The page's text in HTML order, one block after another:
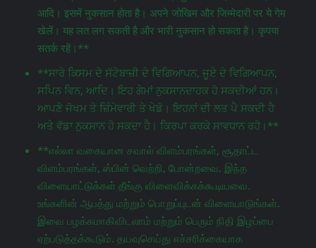
आदि। इसमें नुकसान होता है। अपने जोखिम और जिम्मेदारी पर ये गेम
खेलें। यह लत लग सकती है और भारी नुकसान हो सकता है। कृपया
सतर्क रहें।**
**ਸਾਰੇ ਕਿਸਮ ਦੇ ਸੱਟੇਬਾਜ਼ੀ ਦੇ ਵਿਗਿਆਪਨ, ਜੂਏ ਦੇ ਵਿਗਿਆਪਨ,
ਸਪਿਨ ਵਿਨ, ਆਦਿ। ਇਹ ਗੇਮਾਂ ਨੁਕਸਾਨਦਾਹਕ ਹੋ ਸਕਦੀਆਂ ਹਨ।
ਆਪਣੇ ਜੋਖਮ ਤੇ ਜ਼ਿੰਮੇਵਾਰੀ ਤੇ ਖੇਡੋ। ਇਹਨਾਂ ਦੀ ਲਤ ਪੈ ਸਕਦੀ ਹੈ
ਅਤੇ ਵੱਡਾ ਨੁਕਸਾਨ ਹੋ ਸਕਦਾ ਹੈ। ਕਿਰਪਾ ਕਰਕੇ ਸਾਵਧਾਨ ਰਹੋ।**
**எல்லா வகையான சவால் விளம்பரங்கள், சூதாட்ட
விளம்பரங்கள், ஸ்பின் வெற்றி, போன்றவை. இந்த
விளையாட்டுக்கள் தீங்கு விளைவிக்கக்கூடியவை.
உங்களின் ஆபத்து மற்றும் பொறுப்புடன் விளையாடுங்கள்.
இவை பழக்கமாகிவிடலாம் மற்றும் பெரும் நிதி இழப்பை
ஏற்படுத்தக்கூடும். தயவுசெய்து எச்சரிக்கையாக